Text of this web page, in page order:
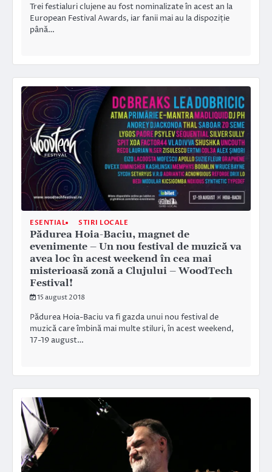
Trei festialuri clujene au fost nominalizate în acest an la
European Festival Awards, iar fanii mai au la dispoziție
până…
ESENTIAL STIRI LOCALE
Pădurea Hoia-Baciu, magnet de
evenimente – Un nou festival de muzică va
avea loc în acest weekend în cea mai
misterioasă zonă a Clujului – WoodTech
Festival!
15 august 2018
Pădurea Hoia-Baciu va fi gazda unui nou festival de
muzică care îmbină mai multe stiluri, în acest weekend,
17-19 august…